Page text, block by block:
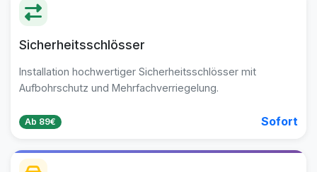
Sicherheitsschlösser
Installation hochwertiger Sicherheitsschlösser mit
Aufbohrschutz und Mehrfachverriegelung.
Ab 89€ Sofort